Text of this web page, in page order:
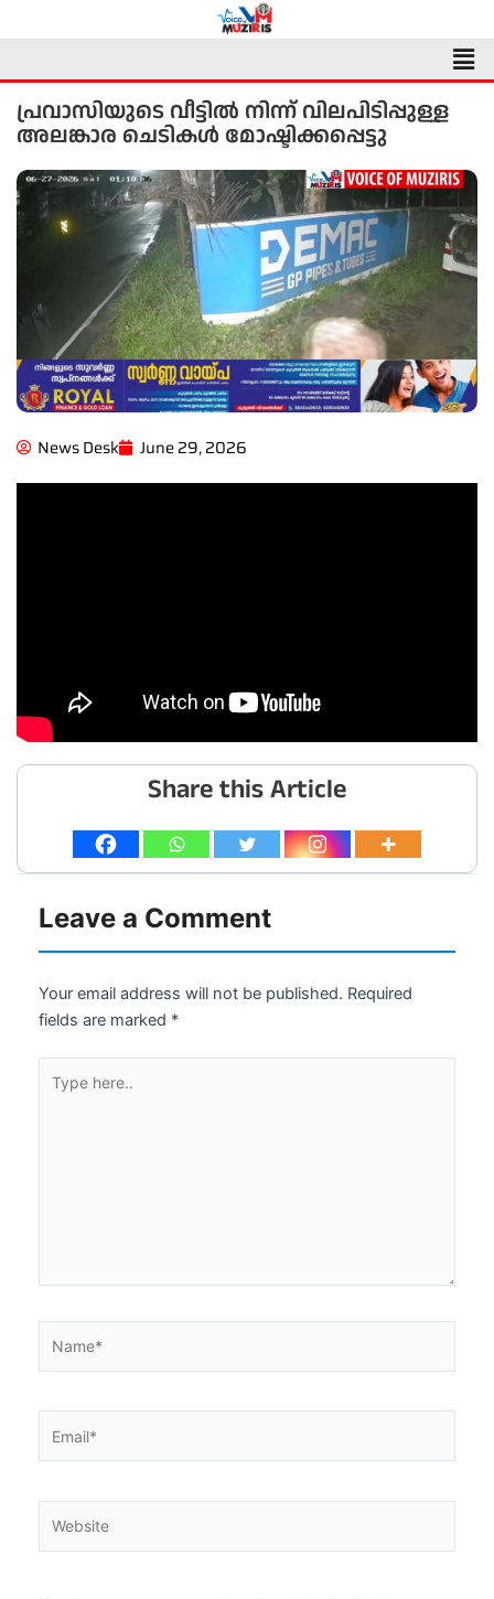
പ്രവാസിയുടെ വീട്ടിൽ നിന്ന് വിലപിടിപ്പുള്ള
അലങ്കാര ചെടികൾ മോഷ്ടിക്കപ്പെട്ടു
News Desk June 29, 2026
Share this Article
Leave a Comment
Your email address will not be published. Required
fields are marked *
here..